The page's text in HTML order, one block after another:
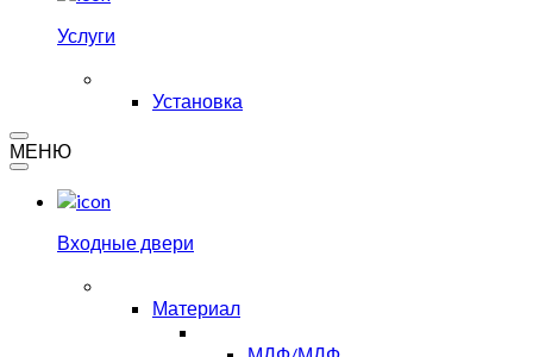
Услуги
Установка
МЕНЮ
Входные двери
Материал